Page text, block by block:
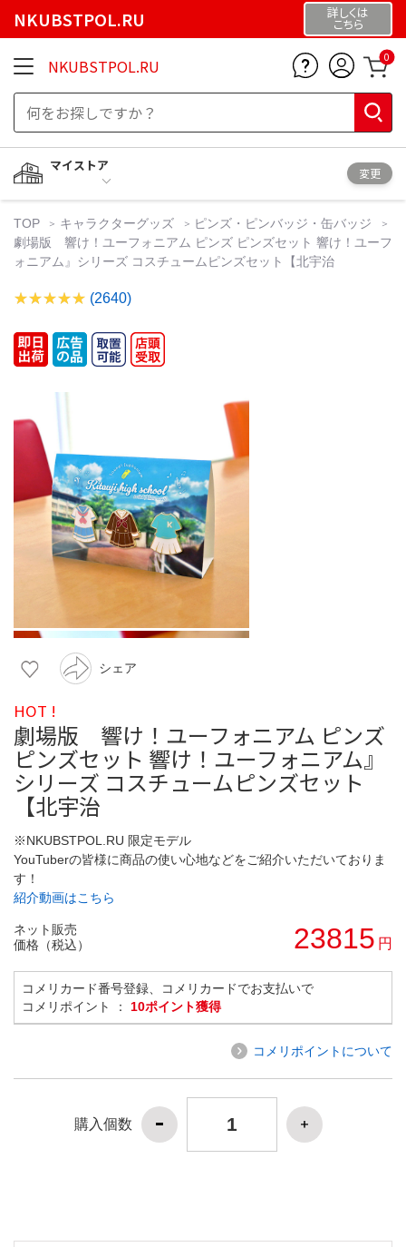
NKUBSTPOL.RU 詳しくは
こちら
NKUBSTPOL.RU 0
マイストア
変更
TOP キャラクターグッズ
ピンズ・ピンバッジ・缶バッジ
劇場版 響け！ユーフォニアム ピンズ ピンズセット 響け！ユーフ
ォニアム』シリーズ コスチュームピンズセット【北宇治
(2640)
シェア
HOT !
劇場版 響け！ユーフォニアム ピンズ
ピンズセット 響け！ユーフォニアム』
シリーズ コスチュームピンズセット
【北宇治
※NKUBSTPOL.RU 限定モデル
YouTuberの皆様に商品の使い心地などをご紹介いただいておりま
す！
紹介動画はこちら
ネット販売
価格（税込）
23815 円
コメリカード番号登録、コメリカードでお支払いで
コメリポイント ： 10ポイント獲得
コメリポイントについて
購入個数